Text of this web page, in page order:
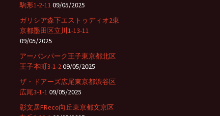
駒形1-2-11 09/05/2025
ガリシア森下エストゥディオ2東
京都墨田区立川1-13-11
09/05/2025
アーバンパーク王子東京都北区
王子本町3-1-209/05/2025
ザ・ドアーズ広尾東京都渋谷区
広尾3-1-1 09/05/2025
彰文居FReco向丘東京都文京区